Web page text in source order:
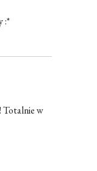
:*
Totalnie w